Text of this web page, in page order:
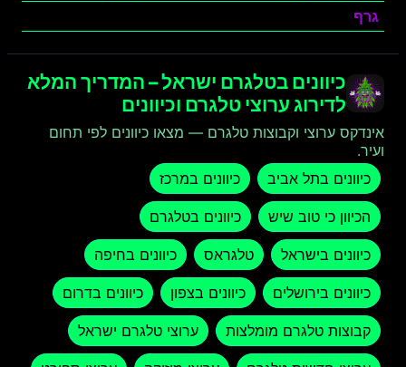
גרף
כיוונים בטלגרם ישראל – המדריך המלא
לדירוג ערוצי טלגרם וכיוונים
אינדקס ערוצי וקבוצות טלגרם — מצאו כיוונים לפי תחום
ועיר.
כיוונים בתל אביב
כיוונים במרכז
הכיוון כי טוב שיש כיוונים בטלגרם
כיוונים בישראל טלגראס כיוונים בחיפה
כיוונים בירושלים כיוונים בצפון כיוונים בדרום
קבוצות טלגרם מומלצות ערוצי טלגרם ישראל